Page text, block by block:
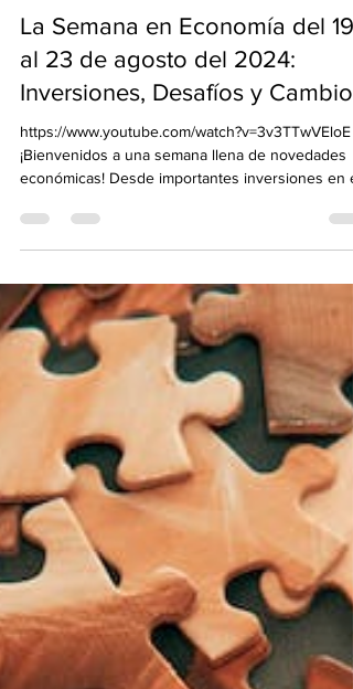
2 min de lectura
La Semana en Economía del 19
al 23 de agosto del 2024:
Inversiones, Desafíos y Cambios
https://www.youtube.com/watch?v=3v3TTwVEloE
¡Bienvenidos a una semana llena de novedades
económicas! Desde importantes inversiones en